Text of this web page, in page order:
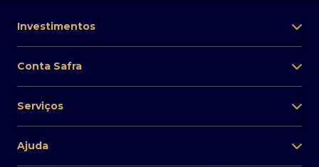
Investimentos
Conta Safra
Serviços
Ajuda